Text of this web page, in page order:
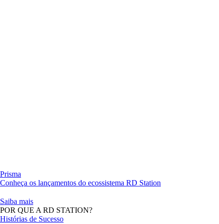
Prisma
Conheça os lançamentos do ecossistema RD Station
Saiba mais
POR QUE A RD STATION?
Histórias de Sucesso